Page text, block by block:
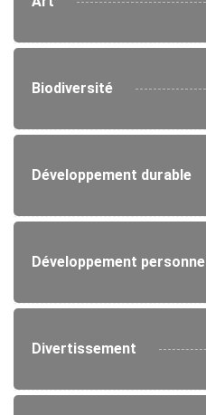
Biodiversité
Développement durable
Développement personnel
Divertissement